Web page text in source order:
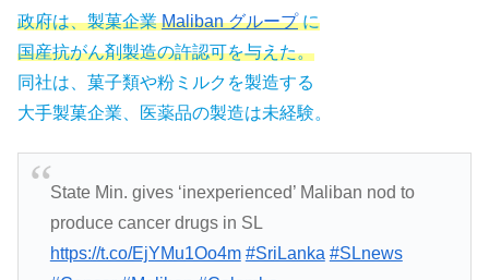
政府は、製菓企業Maliban グループに
国産抗がん剤製造の許認可を与えた。
同社は、菓子類や粉ミルクを製造する
大手製菓企業、医薬品の製造は未経験。
State Min. gives ‘inexperienced’ Maliban nod to
produce cancer drugs in SL
https://t.co/EjYMu1Oo4m #SriLanka #SLnews